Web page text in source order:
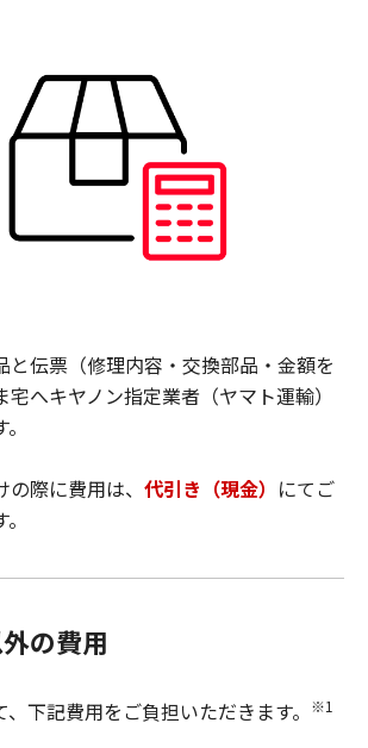
と伝票（修理内容・交換部品・金額を
へキヤノン指定業者（ヤマト運輸）
の際に費用は、 代引き（現金） にてご
の費用
下記費用をご負担いただきます。
※1